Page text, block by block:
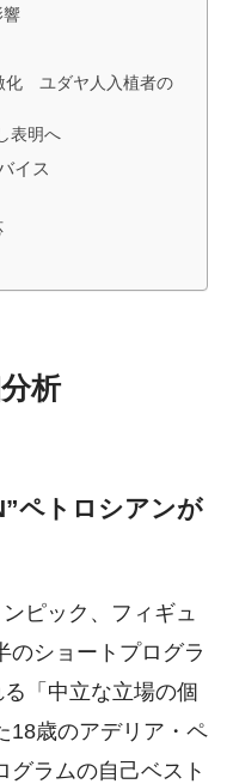
響
化 ユダヤ人入植者の
表明へ
イス
析
ペトロシアンが
ピック、フィギュ
のショートプログラ
「中立な立場の個
18歳のアデリア・ペ
グラムの自己ベスト